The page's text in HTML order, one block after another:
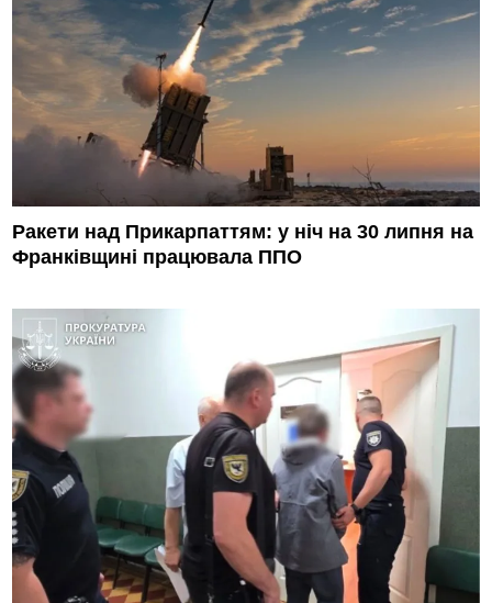
Ракети над Прикарпаттям: у ніч на 30 липня на
Франківщині працювала ППО